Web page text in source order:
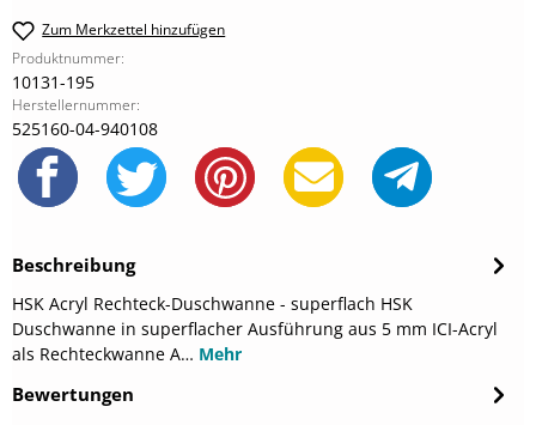
Zum Merkzettel hinzufügen
Produktnummer:
10131-195
Herstellernummer:
525160-04-940108
Beschreibung
HSK Acryl Rechteck-Duschwanne - superflach HSK
Duschwanne in superflacher Ausführung aus 5 mm ICI-Acryl
als Rechteckwanne A… Mehr
Bewertungen